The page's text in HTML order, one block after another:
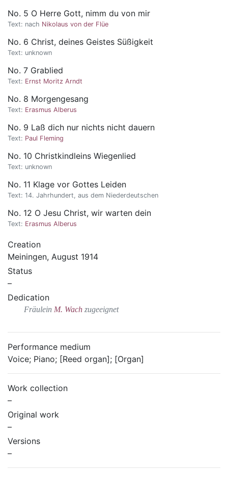
No. 5 O Herre Gott, nimm du von mir
Text: nach Nikolaus von der Flüe
No. 6 Christ, deines Geistes Süßigkeit
Text: unknown
No. 7 Grablied
Text: Ernst Moritz Arndt
No. 8 Morgengesang
Text: Erasmus Alberus
No. 9 Laß dich nur nichts nicht dauern
Text: Paul Fleming
No. 10 Christkindleins Wiegenlied
Text: unknown
No. 11 Klage vor Gottes Leiden
Text: 14. Jahrhundert, aus dem Niederdeutschen
No. 12 O Jesu Christ, wir warten dein
Text: Erasmus Alberus
Creation
Meiningen, August 1914
Status
–
Dedication
Fräulein M. Wach zugeeignet
Performance medium
Voice; Piano; [Reed organ]; [Organ]
Work collection
–
Original work
–
Versions
–